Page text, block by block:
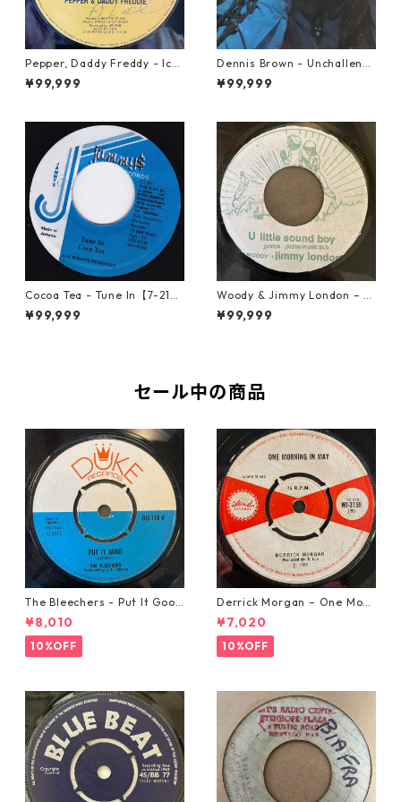
Pepper, Daddy Freddy - Icki
e Fashion【12-50044】
¥99,999
Dennis Brown - Unchalleng
ed【LP-70046】
¥99,999
Cocoa Tea - Tune In【7-2187
2】
¥99,999
Woody & Jimmy London – U
Little Sound Boy【7-2200
8】
¥99,999
セール中の商品
The Bleechers - Put It Good
【7-21637】
¥8,010
10%OFF
Derrick Morgan – One Morn
ing In May【7-21653】
¥7,020
10%OFF